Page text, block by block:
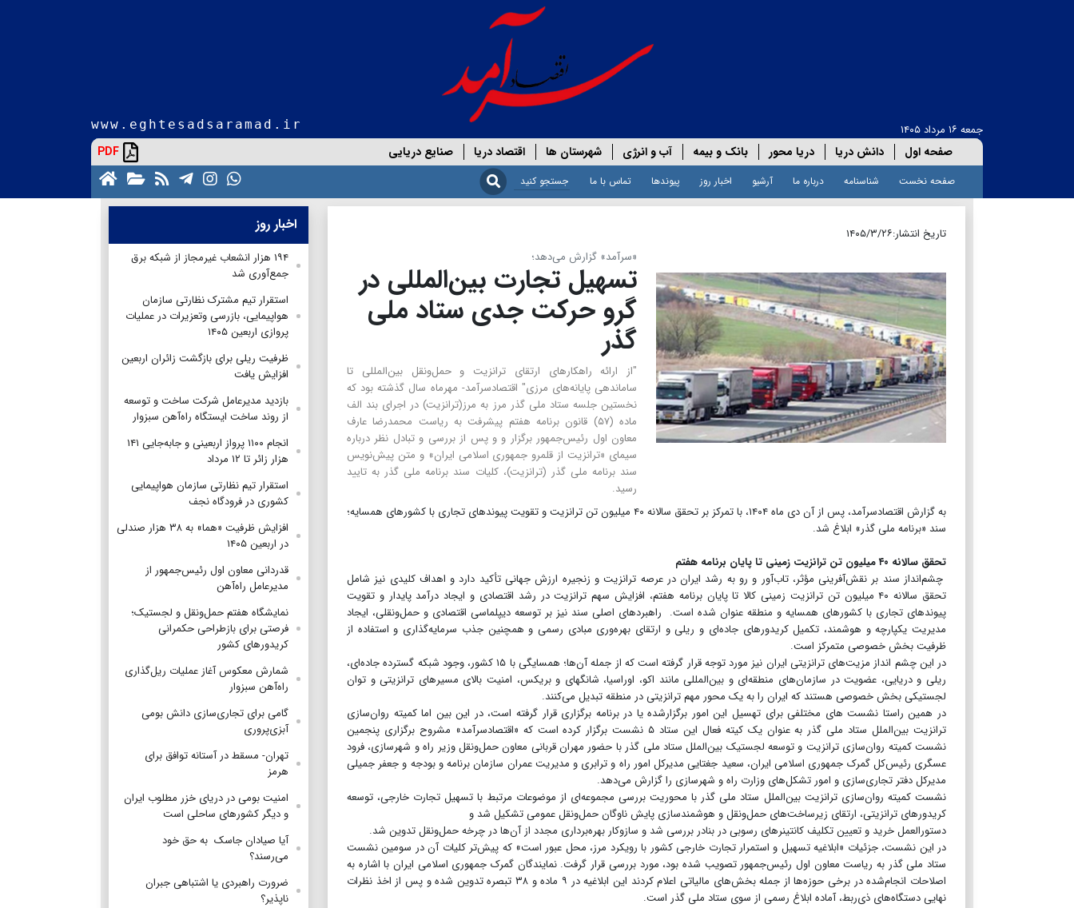
جمعه ۱۶ مرداد ۱۴۰۵ www.eghtesadsaramad.ir
صفحه اول دانش دریا دریا محور بانک و بیمه آب و انرژی شهرستان ها اقتصاد دریا صنایع دریایی PDF
صفحه نخست شناسنامه درباره ما آرشیو اخبار روز پیوندها تماس با ما
تاریخ انتشار:۱۴۰۵/۳/۲۶
«سرآمد» گزارش می‌دهد؛
تسهیل تجارت بین‌المللی در
گرو حرکت جدی ستاد ملی
گذر
"از ارائه راهکارهای ارتقای ترانزیت و حمل‌ونقل بین‌المللی تا
ساماندهی پایانه‌های مرزی" اقتصادسرآمد- مهرماه سال گذشته بود که
نخستین جلسه ستاد ملی گذر مرز به مرز(ترانزیت) در اجرای بند الف
ماده (۵۷) قانون برنامه هفتم پیشرفت به ریاست محمدرضا عارف
معاون اول رئیس‌جمهور برگزار و و پس از بررسی و تبادل نظر درباره
سیمای «ترانزیت از قلمرو جمهوری اسلامی ایران» و متن پیش‌نویس
سند برنامه ملی گذر (ترانزیت)، کلیات سند برنامه ملی گذر به تایید
رسید.
به گزارش اقتصادسرآمد، پس از آن دی ماه ۱۴۰۴، با تمرکز بر تحقق سالانه ۴۰ میلیون تن ترانزیت و تقویت پیوندهای تجاری با کشورهای همسایه؛
سند «برنامه ملی گذر» ابلاغ شد.
تحقق سالانه ۴۰ میلیون تن ترانزیت زمینی تا پایان برنامه هفتم
چشم‌انداز سند بر نقش‌آفرینی مؤثر، تاب‌آور و رو به رشد ایران در عرصه ترانزیت و زنجیره ارزش جهانی تأکید دارد و اهداف کلیدی نیز شامل
تحقق سالانه ۴۰ میلیون تن ترانزیت زمینی کالا تا پایان برنامه هفتم، افزایش سهم ترانزیت در رشد اقتصادی و ایجاد درآمد پایدار و تقویت
پیوندهای تجاری با کشورهای همسایه و منطقه عنوان شده است. راهبردهای اصلی سند نیز بر توسعه دیپلماسی اقتصادی و حمل‌ونقلی، ایجاد
مدیریت یکپارچه و هوشمند، تکمیل کریدورهای جاده‌ای و ریلی و ارتقای بهره‌وری مبادی رسمی و همچنین جذب سرمایه‌گذاری و استفاده از
ظرفیت بخش خصوصی متمرکز است.
در این چشم انداز مزیت‌های ترانزیتی ایران نیز مورد توجه قرار گرفته است که از جمله آن‌ها؛ همسایگی با ۱۵ کشور، وجود شبکه گسترده جاده‌ای،
ریلی و دریایی، عضویت در سازمان‌های منطقه‌ای و بین‌المللی مانند اکو، اوراسیا، شانگهای و بریکس، امنیت بالای مسیرهای ترانزیتی و توان
لجستیکی بخش خصوصی هستند که ایران را به یک محور مهم ترانزیتی در منطقه تبدیل می‌کنند.
در همین راستا نشست های مختلفی برای تهسیل این امور برگزارشده یا در برنامه برگزاری قرار گرفته است، در این بین اما کمیته روان‌سازی
ترانزیت بین‌الملل ستاد ملی گذر به عنوان یک کیته فعال این ستاد ۵ نشست برگزار کرده است که «اقتصادسرآمد» مشروح برگزاری پنجمین
نشست کمیته روان‌سازی ترانزیت و توسعه لجستیک بین‌الملل ستاد ملی گذر با حضور مهران قربانی معاون حمل‌ونقل وزیر راه و شهرسازی، فرود
عسگری رئیس‌کل گمرک جمهوری اسلامی ایران، سعید جغتایی مدیرکل امور راه و ترابری و مدیریت عمران سازمان برنامه و بودجه و جعفر جمیلی
مدیرکل دفتر تجاری‌سازی و امور تشکل‌های وزارت راه و شهرسازی را گزارش می‌دهد.
نشست کمیته روان‌سازی ترانزیت بین‌الملل ستاد ملی گذر با محوریت بررسی مجموعه‌ای از موضوعات مرتبط با تسهیل تجارت خارجی، توسعه
کریدورهای ترانزیتی، ارتقای زیرساخت‌های حمل‌ونقل و هوشمندسازی پایش ناوگان حمل‌ونقل عمومی تشکیل شد و
دستورالعمل خرید و تعیین تکلیف کانتینرهای رسوبی در بنادر بررسی شد و سازوکار بهره‌برداری مجدد از آن‌ها در چرخه حمل‌ونقل تدوین شد.
در این نشست، جزئیات «ابلاغیه تسهیل و استمرار تجارت خارجی کشور با رویکرد مرز، محل عبور است» که پیش‌تر کلیات آن در سومین نشست
ستاد ملی گذر به ریاست معاون اول رئیس‌جمهور تصویب شده بود، مورد بررسی قرار گرفت. نمایندگان گمرک جمهوری اسلامی ایران با اشاره به
اصلاحات انجام‌شده در برخی حوزه‌ها از جمله بخش‌های مالیاتی اعلام کردند این ابلاغیه در ۹ ماده و ۳۸ تبصره تدوین شده و پس از اخذ نظرات
نهایی دستگاه‌های ذی‌ربط، آماده ابلاغ رسمی از سوی ستاد ملی گذر است.
اخبار روز
۱۹۴ هزار انشعاب غیرمجاز از شبکه برق
جمع‌آوری شد
استقرار تیم مشترک نظارتی سازمان
هواپیمایی، بازرسی وتعزیرات در عملیات
پروازی اربعین ۱۴۰۵
ظرفیت ریلی برای بازگشت زائران اربعین
افزایش یافت
بازدید مدیرعامل شرکت ساخت و توسعه
از روند ساخت ایستگاه راه‌آهن سبزوار
انجام ۱۱۰۰ پرواز اربعینی و جابه‌جایی ۱۴۱
هزار زائر تا ۱۲ مرداد
استقرار تیم‌ نظارتی سازمان هواپیمایی
کشوری در فرودگاه نجف
افزایش ظرفیت «هما» به ۳۸ هزار صندلی
در اربعین ۱۴۰۵
قدردانی معاون اول رئیس‌جمهور از
مدیرعامل راه‌آهن
نمایشگاه هفتم حمل‌ونقل و لجستیک؛
فرصتی برای بازطراحی حکمرانی
کریدورهای کشور
شمارش معکوس آغاز عملیات ریل‌گذاری
راه‌آهن سبزوار
گامی برای تجاری‌سازی دانش بومی
آبزی‌پروری
تهران- مسقط در آستانه توافق برای
هرمز
امنیت بومی در دریای خزر مطلوب ایران
و دیگر کشورهای ساحلی است
آیا صیادان جاسک به حق خود
می‌رسند؟
ضرورت راهبردی یا اشتباهی جبران
ناپذیر؟